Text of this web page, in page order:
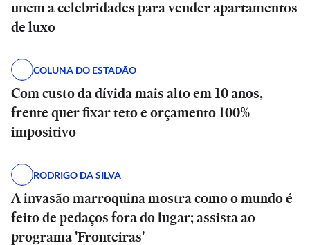
unem a celebridades para vender apartamentos
de luxo
COLUNA DO ESTADÃO
Com custo da dívida mais alto em 10 anos,
frente quer fixar teto e orçamento 100%
impositivo
RODRIGO DA SILVA
A invasão marroquina mostra como o mundo é
feito de pedaços fora do lugar; assista ao
programa 'Fronteiras'